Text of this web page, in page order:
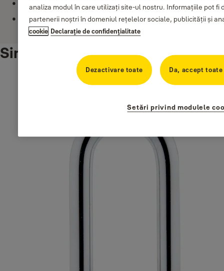
Sistemul de construcție restricționează accesul la verigă mărind
astfel nivelul de securitate
Similar products
analiza modul în care utilizați site-ul nostru. Informațiile pot fi
partenerii noștri în domeniul rețelelor sociale, publicității și
cookie Declaraţie de confidenţialitate
Dezactivare toate Da, accept
Setări privind modulele